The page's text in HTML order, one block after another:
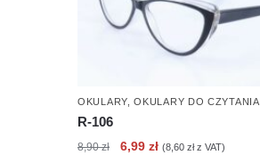
OKULARY,OKULARY DO CZYTANIA
R-106
8,90zł
Pierwotna
6,99złAktualna
(8,60złz VAT)